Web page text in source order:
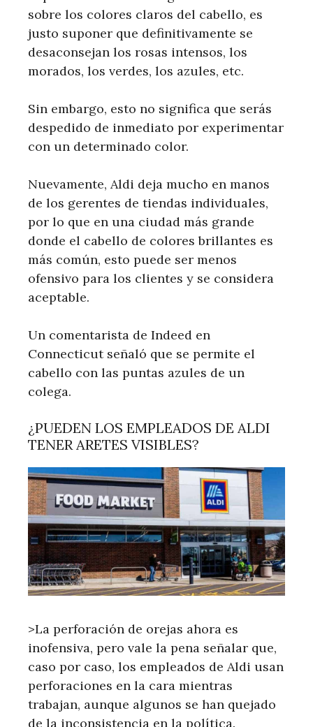
sobre los colores claros del cabello, es
justo suponer que definitivamente se
desaconsejan los rosas intensos, los
morados, los verdes, los azules, etc.
Sin embargo, esto no significa que serás
despedido de inmediato por experimentar
con un determinado color.
Nuevamente, Aldi deja mucho en manos
de los gerentes de tiendas individuales,
por lo que en una ciudad más grande
donde el cabello de colores brillantes es
más común, esto puede ser menos
ofensivo para los clientes y se considera
aceptable.
Un comentarista de Indeed en
Connecticut señaló que se permite el
cabello con las puntas azules de un
colega.
¿PUEDEN LOS EMPLEADOS DE ALDI
TENER ARETES VISIBLES?
>La perforación de orejas ahora es
inofensiva, pero vale la pena señalar que,
caso por caso, los empleados de Aldi usan
perforaciones en la cara mientras
trabajan, aunque algunos se han quejado
de la inconsistencia en la política.